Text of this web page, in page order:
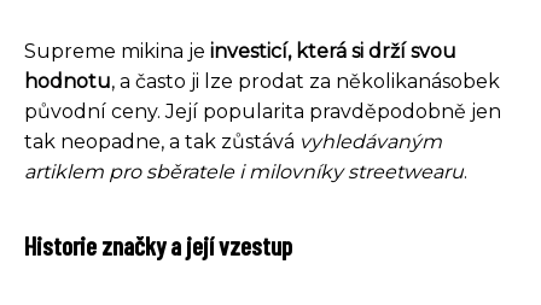
Supreme mikina je investicí, která si drží svou
hodnotu, a často ji lze prodat za několikanásobek
původní ceny. Její popularita pravděpodobně jen
tak neopadne, a tak zůstává vyhledávaným
artiklem pro sběratele i milovníky streetwearu.
Historie značky a její vzestup